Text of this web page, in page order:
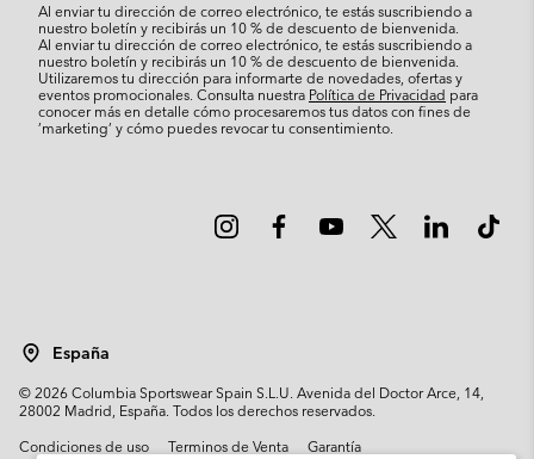
Al enviar tu dirección de correo electrónico, te estás suscribiendo a
nuestro boletín y recibirás un 10 % de descuento de bienvenida.
Al enviar tu dirección de correo electrónico, te estás suscribiendo a
nuestro boletín y recibirás un 10 % de descuento de bienvenida.
Utilizaremos tu dirección para informarte de novedades, ofertas y
eventos promocionales. Consulta nuestra Política de Privacidad para
conocer más en detalle cómo procesaremos tus datos con fines de
’marketing’ y cómo puedes revocar tu consentimiento.
España
©2026Columbia Sportswear Spain S.L.U. Avenida del Doctor Arce, 14,
28002 Madrid, España. Todos los derechos reservados.
Condiciones de uso
Terminos de Venta Garantía